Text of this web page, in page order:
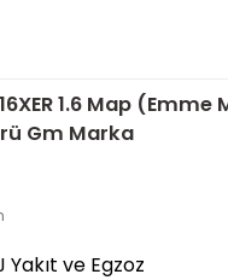
1.6 Map (Emme
Gm Marka
ve Egzoz